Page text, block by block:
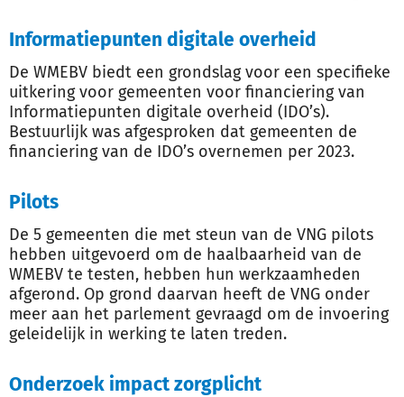
Informatiepunten digitale overheid
De WMEBV biedt een grondslag voor een specifieke
uitkering voor gemeenten voor financiering van
Informatiepunten digitale overheid (IDO’s).
Bestuurlijk was afgesproken dat gemeenten de
financiering van de IDO’s overnemen per 2023.
Pilots
De 5 gemeenten die met steun van de VNG pilots
hebben uitgevoerd om de haalbaarheid van de
WMEBV te testen, hebben hun werkzaamheden
afgerond. Op grond daarvan heeft de VNG onder
meer aan het parlement gevraagd om de invoering
geleidelijk in werking te laten treden.
Onderzoek impact zorgplicht